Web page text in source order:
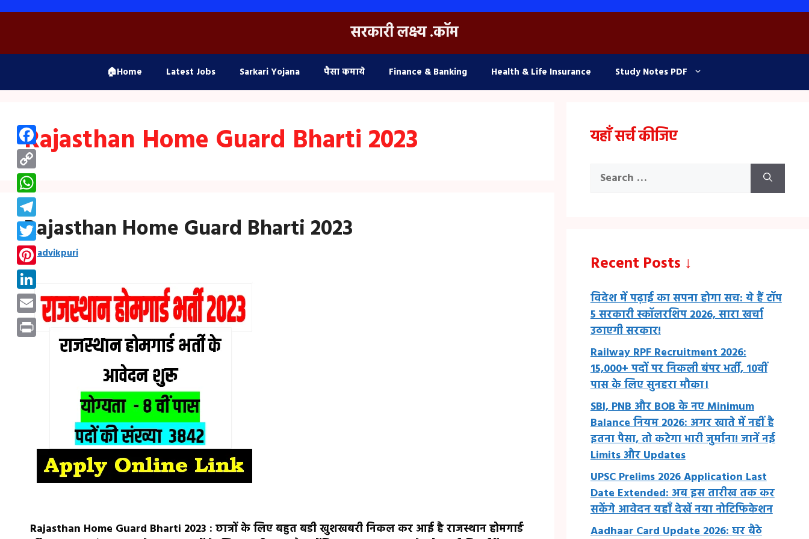
Skip
सरकारी लक्ष्य .कॉम
🏠Home Latest Jobs Sarkari Yojana पैसा कमाये Finance & Banking Health & Life Insurance Study Notes PDF
Rajasthan Home Guard Bharti 2023
Rajasthan Home Guard Bharti 2023
by advikpuri
Rajasthan Home Guard Bharti 2023 : छात्रों के लिए बहुत बडी खुशखबरी निकल कर आई है राजस्थान होमगार्ड
यहाँ सर्च कीजिए
Search
Recent Posts ↓
विदेश में पढ़ाई का सपना होगा सच: ये हैं टॉप
5 सरकारी स्कॉलरशिप 2026, सारा खर्चा
उठाएगी सरकार!
Railway RPF Recruitment 2026:
15,000+ पदों पर निकली बंपर भर्ती, 10वीं
पास के लिए सुनहरा मौका।
SBI, PNB और BOB के नए Minimum
Balance नियम 2026: अगर खाते में नहीं है
इतना पैसा, तो कटेगा भारी जुर्माना! जानें नई
Limits और Updates
UPSC Prelims 2026 Application Last
Date Extended: अब इस तारीख तक कर
सकेंगे आवेदन यहाँ देखें नया नोटिफिकेशन
Aadhaar Card Update 2026: घर बैठे
Facebook
Copy
Link
WhatsApp
Telegram
Twitter
Pinterest
LinkedIn
Email